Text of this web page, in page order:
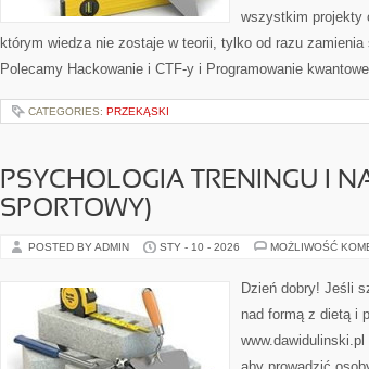
wszystkim projekty
którym wiedza nie zostaje w teorii, tylko od razu zamienia
Polecamy Hackowanie i CTF-y i Programowanie
CATEGORIES: PRZEKĄSKI
PSYCHOLOGIA TRENINGU I
SPORTOWY)
POSTED BY ADMIN STY - 10 - 2026 MOŻLIWOŚĆ
Dzień dobry! Jeśli
nad formą z dietą i
www.dawidulinski.pl